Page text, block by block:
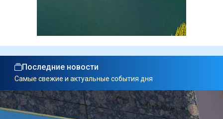
Последние новости
Самые свежие и актуальные события дня